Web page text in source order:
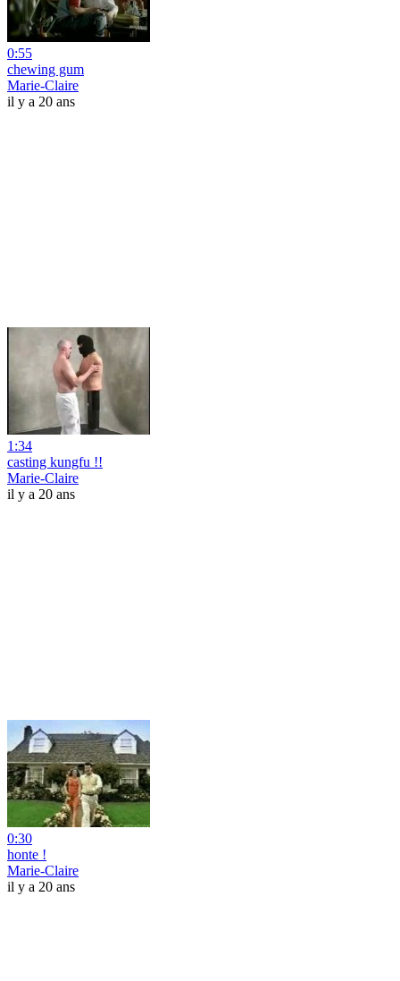
0:55
chewing gum
Marie-Claire
il y a 20 ans
1:34
casting kungfu !!
Marie-Claire
il y a 20 ans
0:30
honte !
Marie-Claire
il y a 20 ans